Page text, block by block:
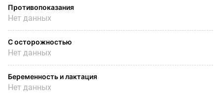
Противопоказания
Нет данных
С осторожностью
Нет данных
Беременность и лактация
Нет данных